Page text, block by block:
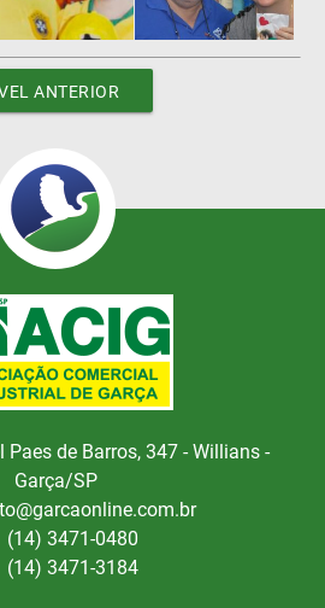
ANTERIOR
Paes de Barros, 347 - Willians -
Garça/SP
(14) 3471-0480
(14) 3471-3184